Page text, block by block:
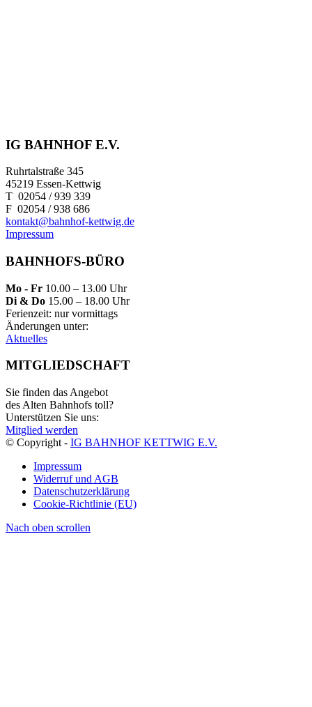
IG BAHNHOF E.V.
Ruhrtalstraße 345
45219 Essen-Kettwig
T 02054 / 939 339
F 02054 / 938 686
kontakt@bahnhof-kettwig.de
Impressum
BAHNHOFS-BÜRO
Mo - Fr 10.00 – 13.00 Uhr
Di & Do 15.00 – 18.00 Uhr
Ferienzeit: nur vormittags
Änderungen unter:
Aktuelles
MITGLIEDSCHAFT
Sie finden das Angebot
des Alten Bahnhofs toll?
Unterstützen Sie uns:
Mitglied werden
© Copyright - IG BAHNHOF KETTWIG E.V.
Impressum
Widerruf und AGB
Datenschutzerklärung
Cookie-Richtlinie (EU)
Nach oben scrollen